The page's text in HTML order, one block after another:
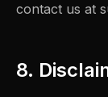
contact us at
8.